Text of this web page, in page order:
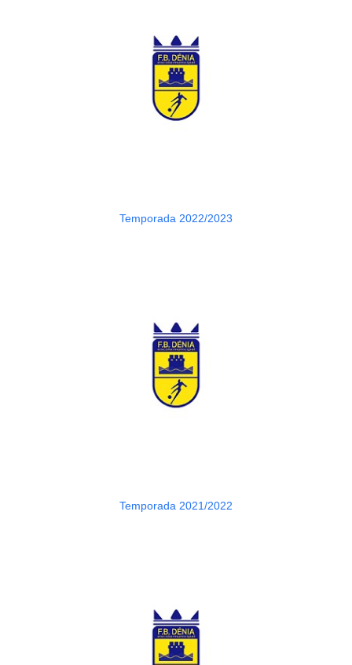
Temporada 2022/2023
Temporada 2021/2022